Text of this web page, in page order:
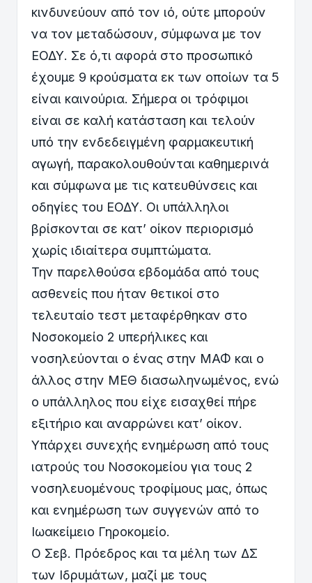
κινδυνεύουν από τον ιό, ούτε μπορούν
να τον μεταδώσουν, σύμφωνα με τον
ΕΟΔΥ. Σε ό,τι αφορά στο προσωπικό
έχουμε 9 κρούσματα εκ των οποίων τα 5
είναι καινούρια. Σήμερα οι τρόφιμοι
είναι σε καλή κατάσταση και τελούν
υπό την ενδεδειγμένη φαρμακευτική
αγωγή, παρακολουθούνται καθημερινά
και σύμφωνα με τις κατευθύνσεις και
οδηγίες του ΕΟΔΥ. Οι υπάλληλοι
βρίσκονται σε κατ’ οίκον περιορισμό
χωρίς ιδιαίτερα συμπτώματα.
Την παρελθούσα εβδομάδα από τους
ασθενείς που ήταν θετικοί στο
τελευταίο τεστ μεταφέρθηκαν στο
Νοσοκομείο 2 υπερήλικες και
νοσηλεύονται ο ένας στην ΜΑΦ και ο
άλλος στην ΜΕΘ διασωληνωμένος, ενώ
ο υπάλληλος που είχε εισαχθεί πήρε
εξιτήριο και αναρρώνει κατ’ οίκον.
Υπάρχει συνεχής ενημέρωση από τους
ιατρούς του Νοσοκομείου για τους 2
νοσηλευομένους τροφίμους μας, όπως
και ενημέρωση των συγγενών από το
Ιωακείμειο Γηροκομείο.
Ο Σεβ. Πρόεδρος και τα μέλη των ΔΣ
των Ιδρυμάτων, μαζί με τους